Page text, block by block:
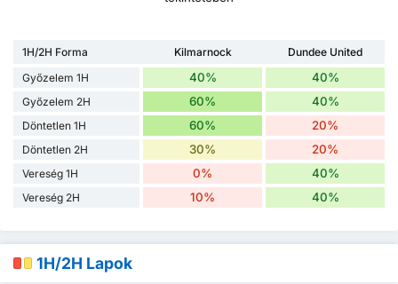
1H/2H Forma Kilmarnock
Dundee United
Győzelem 1H
40% 40%
Győzelem 2H 60% 40%
Döntetlen 1H 60% 20%
Döntetlen 2H 30% 20%
Vereség 1H 0% 40%
Vereség 2H 10% 40%
1H/2H Lapok